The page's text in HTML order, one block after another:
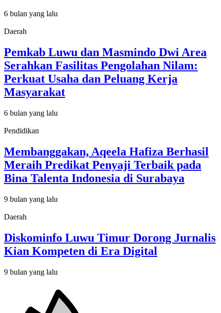
6 bulan yang lalu
Daerah
Pemkab Luwu dan Masmindo Dwi Area
Serahkan Fasilitas Pengolahan Nilam:
Perkuat Usaha dan Peluang Kerja
Masyarakat
6 bulan yang lalu
Pendidikan
Membanggakan, Aqeela Hafiza Berhasil
Meraih Predikat Penyaji Terbaik pada
Bina Talenta Indonesia di Surabaya
9 bulan yang lalu
Daerah
Diskominfo Luwu Timur Dorong Jurnalis
Kian Kompeten di Era Digital
9 bulan yang lalu